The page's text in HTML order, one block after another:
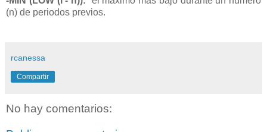
(n) de periodos previos.
rcanessa
Compartir
No hay comentarios: